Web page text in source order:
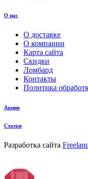
О нас
О доставке
О компании
Карта сайта
Скидки
Ломбард
Контакты
Политика
Акции
Статьи
Разработка сайта